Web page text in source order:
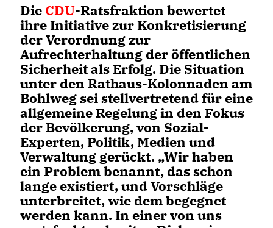
Die CDU-Ratsfraktion bewertet
ihre Initiative zur Konkretisierung
der Verordnung zur
Aufrechterhaltung der öffentlichen
Sicherheit als Erfolg. Die Situation
unter den Rathaus-Kolonnaden am
Bohlweg sei stellvertretend für eine
allgemeine Regelung in den Fokus
der Bevölkerung, von Sozial-
Experten, Politik, Medien und
Verwaltung gerückt. „Wir haben
ein Problem benannt, das schon
lange existiert, und Vorschläge
unterbreitet, wie dem begegnet
werden kann. In einer von uns